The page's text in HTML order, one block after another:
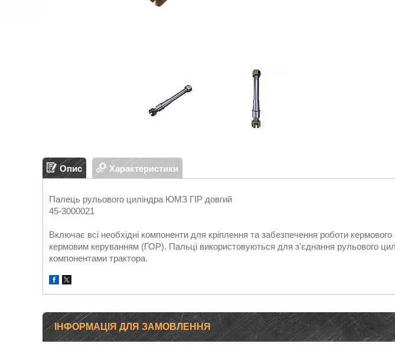
Опис Характеристики
Палець рульового циліндра ЮМЗ ГІР довгий
45-3000021
Включає всі необхідні компоненти для кріплення та забезпечення роботи
кермовим керуванням (ГОР). Пальці використовуються для з'єднання рульового
компонентами трактора.
ІНФОРМАЦІЯ ДЛЯ ЗАМОВЛЕННЯ